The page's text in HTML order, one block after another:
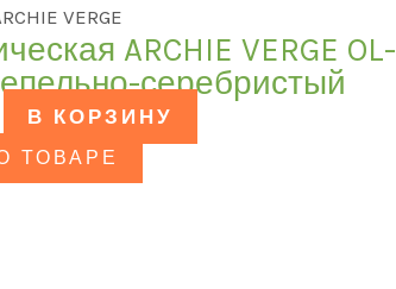
VERGE
ARCHIE VERGE OL-
серебристый
В КОРЗИНУ
ТОВАРЕ